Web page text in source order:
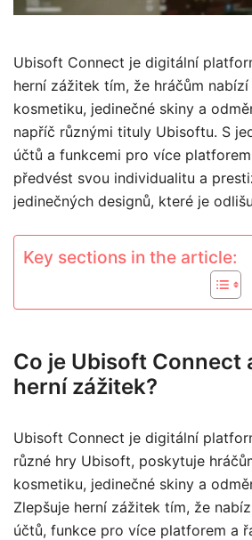
Ubisoft Connect je digitální
herní zážitek tím, že hráčům
kosmetiku, jedinečné skiny a
napříč různými tituly Ubisoftu. S
účtů a funkcemi pro více
předvést svou individualitu a
jedinečných designů, které je
Key sections in the article:
Co je Ubisoft Connect
herní zážitek?
Ubisoft Connect je digitální
různé hry Ubisoft, poskytuje
kosmetiku, jedinečné skiny a
Zlepšuje herní zážitek tím, že
účtů, funkce pro více platforem a